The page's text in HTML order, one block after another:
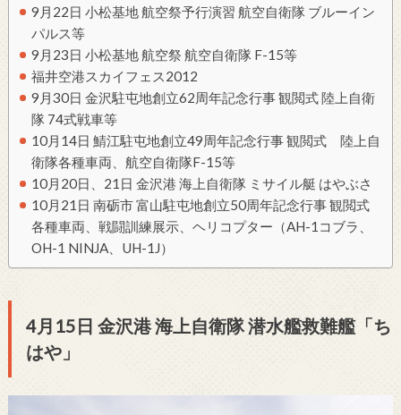
9月22日 小松基地 航空祭予行演習 航空自衛隊 ブルーイン
パルス等
9月23日 小松基地 航空祭 航空自衛隊 F-15等
福井空港スカイフェス2012
9月30日 金沢駐屯地創立62周年記念行事 観閲式 陸上自衛
隊 74式戦車等
10月14日 鯖江駐屯地創立49周年記念行事 観閲式 陸上自
衛隊各種車両、航空自衛隊F-15等
10月20日、21日 金沢港 海上自衛隊 ミサイル艇 はやぶさ
10月21日 南砺市 富山駐屯地創立50周年記念行事 観閲式
各種車両、戦闘訓練展示、ヘリコプター（AH-1コブラ、
OH-1 NINJA、UH-1J）
4月15日 金沢港 海上自衛隊 潜水艦救難艦「ち
はや」